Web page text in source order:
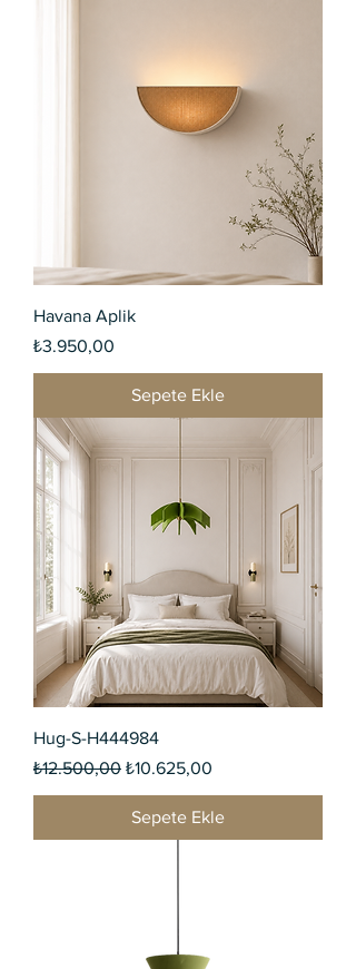
Havana Aplik
Fiyat
₺3.950,00
Sepete Ekle
Hug-S-H444984
Normal Fiyat
₺12.500,00 İndirimli Fiyat
₺10.625,00
Sepete Ekle